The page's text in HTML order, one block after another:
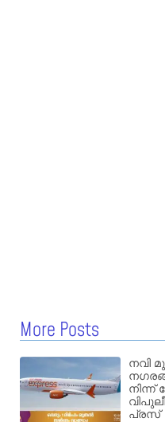
More Posts
നവി
നിന്ന്
പ്രസ്